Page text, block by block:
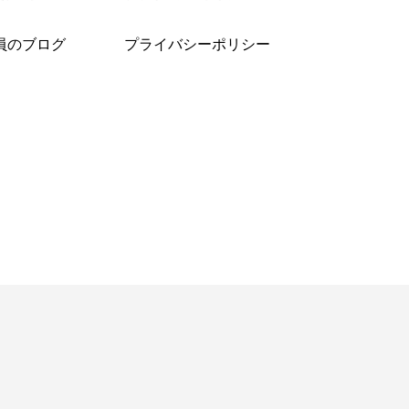
のブログ プライバシーポリシー